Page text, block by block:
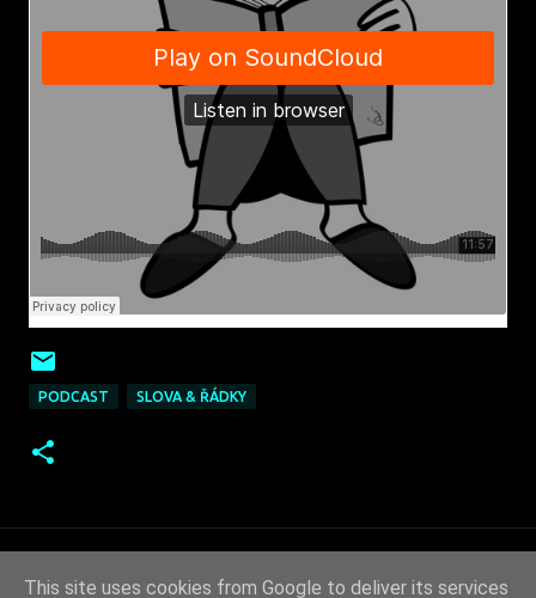
PODCAST SLOVA & ŘÁDKY
This site uses cookies from Google to deliver its services